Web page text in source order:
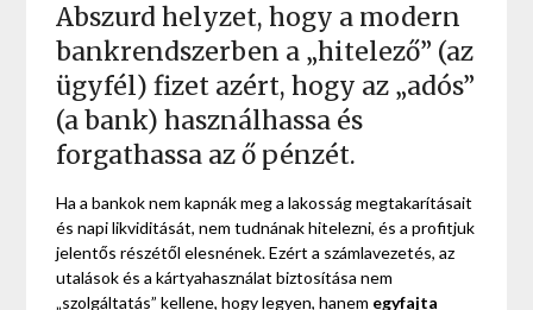
Abszurd helyzet, hogy a modern
bankrendszerben a „hitelező” (az
ügyfél) fizet azért, hogy az „adós”
(a bank) használhassa és
forgathassa az ő pénzét.
Ha a bankok nem kapnák meg a lakosság megtakarításait
és napi likviditását, nem tudnának hitelezni, és a profitjuk
jelentős részétől elesnének. Ezért a számlavezetés, az
utalások és a kártyahasználat biztosítása nem
„szolgáltatás” kellene, hogy legyen, hanem egyfajta